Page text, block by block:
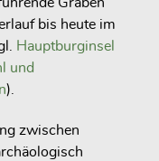
Gräben
bis heute im
Hauptburginsel
und
).
zwischen